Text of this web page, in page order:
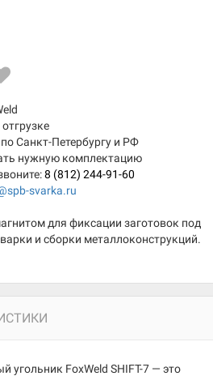
Санкт-Петербургу и РФ
нужную комплектацию
8 (812) 244-91-60
svarka.ru
для фиксации заготовок под
и сборки металлоконструкций.
FoxWeld SHIFT-7 — это